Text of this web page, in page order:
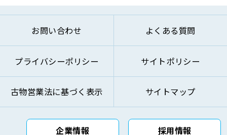
お問い合わせ よくある質問
プライバシーポリシー サイトポリシー
古物営業法に基づく表示 サイトマップ
企業情報 採用情報